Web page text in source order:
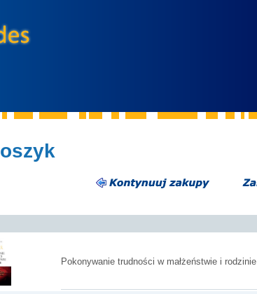
Pokonywanie trudności w małżeństwie i rodzinie